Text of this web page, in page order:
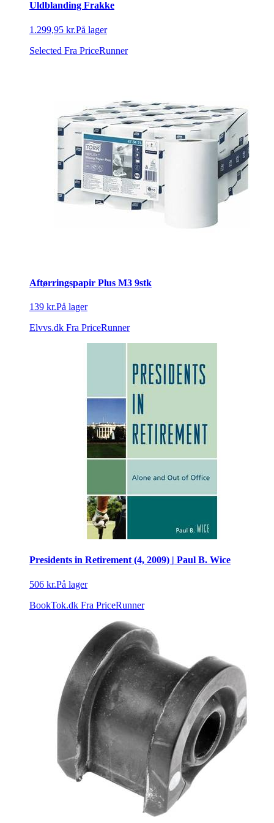
Uldblanding Frakke
1.299,95 kr.På lager
Selected Fra PriceRunner
Aftørringspapir Plus M3 9stk
139 kr.På lager
Elvvs.dk Fra PriceRunner
Presidents in Retirement (4, 2009) | Paul B. Wice
506 kr.På lager
BookTok.dk Fra PriceRunner